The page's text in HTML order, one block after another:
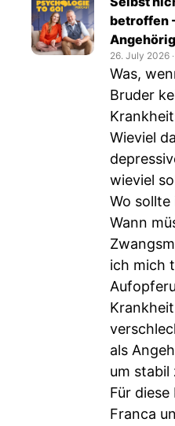
betroffen
26. July 2026 ‧
Was,
Bruder
Wieviel
wieviel
Wo
Wann
ich mich
als
um stabil
Für diese
Franca